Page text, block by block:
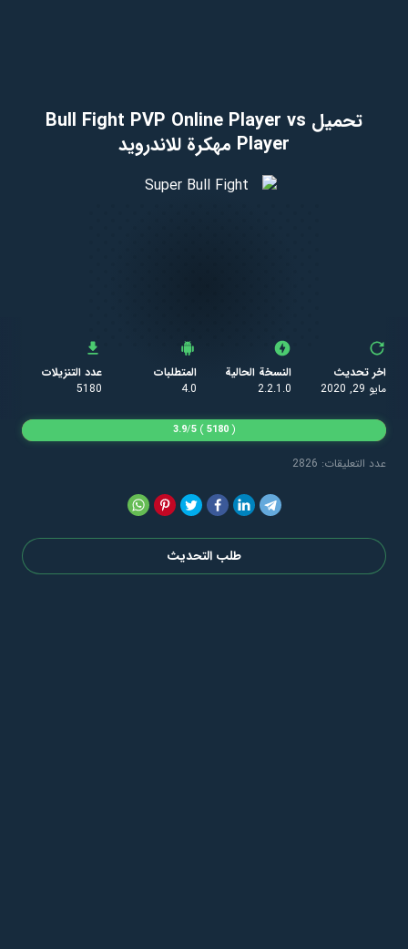
تحميل Bull Fight PVP Online Player vs
Player مهكرة للاندرويد
اخر تحديث
مايو 29, 2020
النسخة الحالية
2.2.1.0
المتطلبات
4.0
عدد التنزيلات
5180
عدد التعليقات: 2826
(
5180
)
3.9/5
طلب التحديث